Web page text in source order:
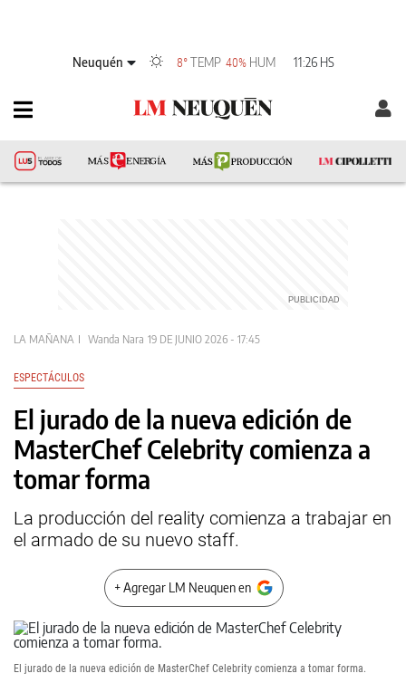
Neuquén 8° TEMP 40% HUM 11:26 HS
LA MAÑANA Wanda Nara 19 DE JUNIO 2026 - 17:45
ESPECTÁCULOS
El jurado de la nueva edición de
MasterChef Celebrity comienza a
tomar forma
La producción del reality comienza a trabajar en
el armado de su nuevo staff.
+ Agregar LM Neuquen en
El jurado de la nueva edición de MasterChef Celebrity comienza a tomar forma.